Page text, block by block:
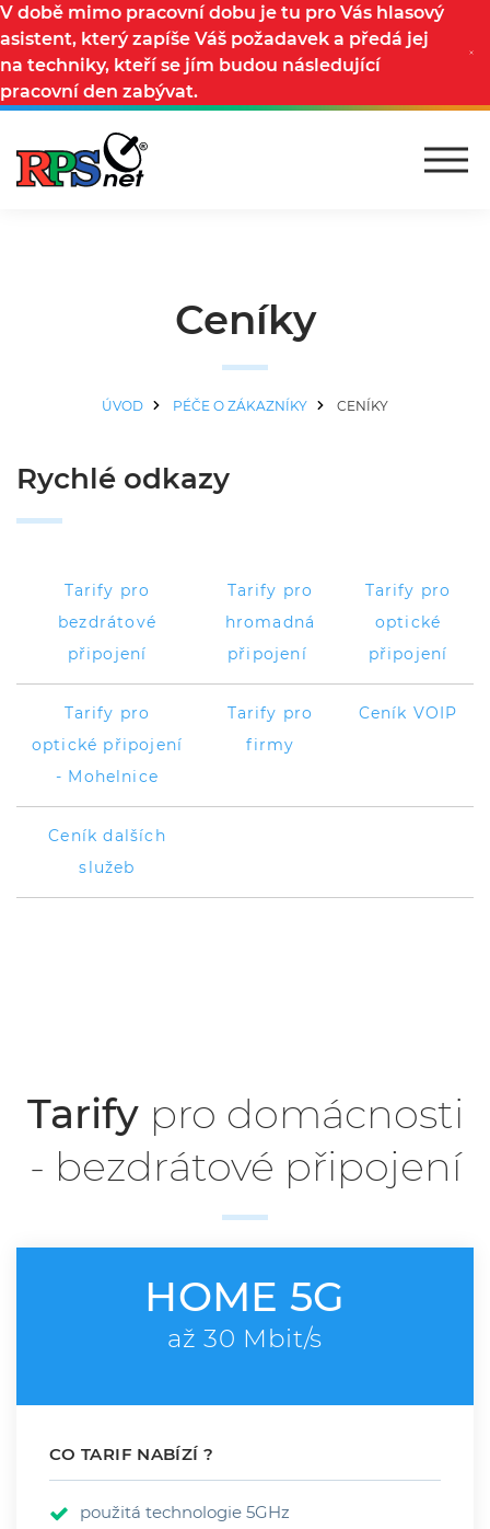
V době mimo pracovní dobu je tu pro Vás hlasový
asistent, který zapíše Váš požadavek a předá jej
na techniky, kteří se jím budou následující
pracovní den zabývat.
Ceníky
ÚVOD PÉČE O ZÁKAZNÍKY CENÍKY
Rychlé odkazy
Tarify pro
bezdrátové
připojení
Tarify pro
hromadná
připojení
Tarify pro
optické
připojení
Tarify pro
optické připojení
- Mohelnice
Tarify pro
firmy
Ceník VOIP
Ceník dalších
služeb
Tarify pro domácnosti
- bezdrátové připojení
HOME 5G
až 30 Mbit/s
CO TARIF NABÍZÍ ?
použitá technologie 5GHz